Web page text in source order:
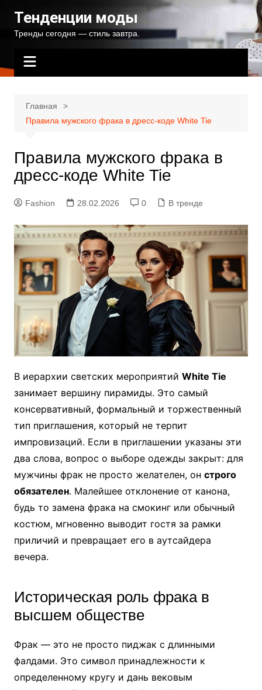
содержимому
Тенденции моды
Тренды сегодня — стиль завтра.
Главная
Правила мужского фрака в дресс-коде White Tie
Правила мужского фрака в
дресс-коде White Tie
Fashion 28.02.2026 0 В тренде
В иерархии светских мероприятий White Tie
занимает вершину пирамиды. Это самый
консервативный, формальный и торжественный
тип приглашения, который не терпит
импровизаций. Если в приглашении указаны эти
два слова, вопрос о выборе одежды закрыт: для
мужчины фрак не просто желателен, он строго
обязателен. Малейшее отклонение от канона,
будь то замена фрака на смокинг или обычный
костюм, мгновенно выводит гостя за рамки
приличий и превращает его в аутсайдера
вечера.
Историческая роль фрака в
высшем обществе
Фрак — это не просто пиджак с длинными
фалдами. Это символ принадлежности к
определенному кругу и дань вековым